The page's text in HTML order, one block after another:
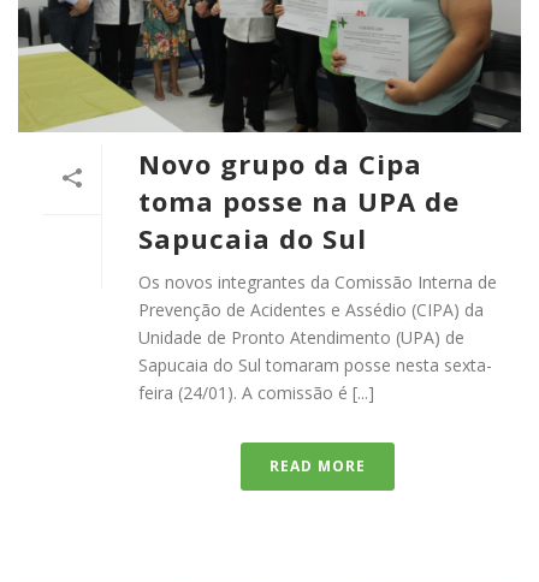
Novo grupo da Cipa
toma posse na UPA de
Sapucaia do Sul
Os novos integrantes da Comissão Interna de
Prevenção de Acidentes e Assédio (CIPA) da
Unidade de Pronto Atendimento (UPA) de
Sapucaia do Sul tomaram posse nesta sexta-
feira (24/01). A comissão é [...]
READ MORE